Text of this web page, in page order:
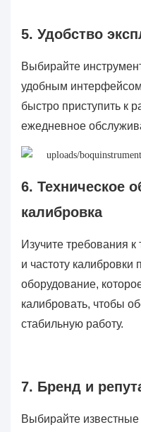
5. Удобство
Выбирайте
удобным
быстро приступить к
ежедневное
6. Техническое
калибровка
Изучите требования
и частоту
оборудование,
калибровать, чтобы
стабильную работу.
7. Бренд и
Выбирайте